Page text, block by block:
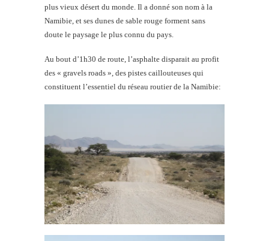
plus vieux désert du monde. Il a donné son nom à la
Namibie, et ses dunes de sable rouge forment sans
doute le paysage le plus connu du pays.
Au bout d’1h30 de route, l’asphalte disparait au profit
des « gravels roads », des pistes caillouteuses qui
constituent l’essentiel du réseau routier de la Namibie: